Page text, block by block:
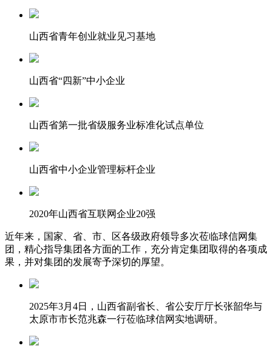
山西省青年创业就业见习基地
山西省“四新”中小企业
山西省第一批省级服务业标准化试点单位
山西省中小企业管理标杆企业
2020年山西省互联网企业20强
近年来，国家、省、市、区各级政府领导多次莅临球信网集
团，精心指导集团各方面的工作，充分肯定集团取得的各项成
果，并对集团的发展寄予深切的厚望。
2025年3月4日，山西省副省长、省公安厅厅长张韶华与
太原市市长范兆森一行莅临球信网实地调研。